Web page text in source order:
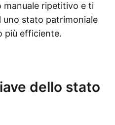
manuale ripetitivo e ti
uno stato patrimoniale
più efficiente.
dello stato